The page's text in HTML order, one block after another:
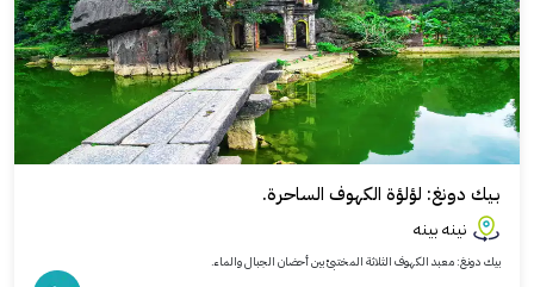
بـيك دونغ: لؤلؤة الكهوف الساحرة.
نينه بينه
بيك دونغ: معبد الكهوف الثلاثة المختبئ بين أحضان الجبال والماء.